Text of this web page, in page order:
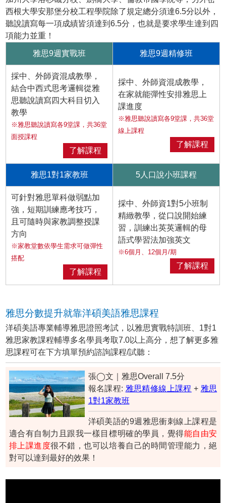
西根大學安那堡分校工程學院除了規定總分須達6.5分以外，
聽說讀寫每一項成績皆須達到6.5分，也就是要求學生達到四
項能力並重！
雅思9週實戰班 雅思9週精修班
採中、外師資混成教學，
結合中西式思考邏輯從雅
思聽說讀寫四大科目切入
教學
※雅思聽說讀寫各9堂課，共36堂
面授課程
了解課程
採中、外師資混成教學，
在家就能彈性安排雅思上
課進度
※雅思聽說讀寫各9堂課，共36堂
線上課程
了解課程
雅思1對1家教班 5人口說小班課程
可針對雅思單科做弱點加
強，短期訓練應考技巧，
且可隨時與家教調整授課
方向
※家教堂數依學生需求可做彈性
搭配
了解課程
採中、外師資1對5小班制
精緻教學，從口說開始練
習，訓練出英英邏輯的母
語式學習法加強英文
※6個月、12個月/期
了解課程
雅思分數提升就靠洋碩美語雅思課程
洋碩美語專業輔導雅思證照考試，以雅思實戰特訓班、1對1
雅思家教課程輔導多名學員考取7.0以上高分，想了解更多雅
思課程可在下方填單預約諮詢課程/試聽：
張◯文｜雅思Overall 7.5分
報名課程: 雅思精修線上課程 + 雅思
1對1家教班
洋碩美語的9週雅思衝刺線上課程是
適合有自制力且跟我一樣目標明確的學員，覺得能自由安
排上課進度很不錯，也可以培養自己的時間管理能力，絕
對可以達到最好的效果！